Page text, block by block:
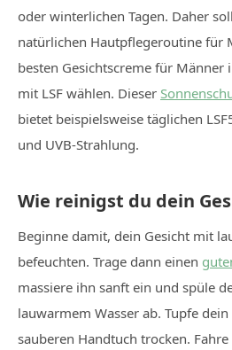
oder winterlichen Tagen. Daher
natürlichen Hautpflegeroutine für
besten Gesichtscreme für Männer
mit LSF wählen. Dieser
bietet beispielsweise täglichen
und UVB-Strahlung.
Wie reinigst du dein
Beginne damit, dein Gesicht mit
befeuchten. Trage dann einen
massiere ihn sanft ein und spüle
lauwarmem Wasser ab. Tupfe
sauberen Handtuch trocken.